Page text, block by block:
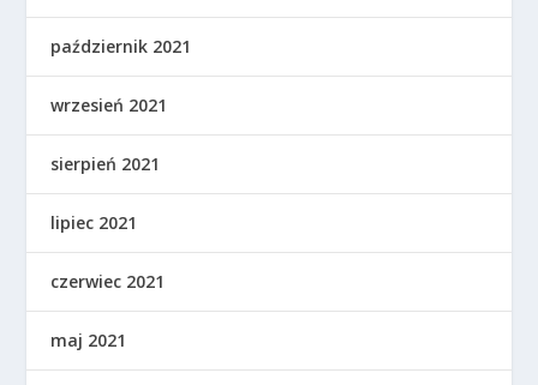
październik 2021
wrzesień 2021
sierpień 2021
lipiec 2021
czerwiec 2021
maj 2021